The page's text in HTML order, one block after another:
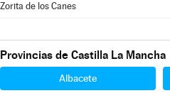
Zorita de los Canes
Provincias de Castilla La Mancha
Albacete